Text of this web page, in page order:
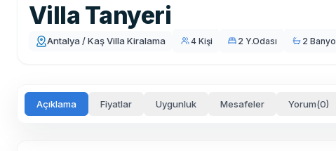
Villa Tanyeri
Antalya / Kaş Villa Kiralama 4 Kişi 2 Y.Odası 2 Banyo
Açıklama Fiyatlar Uygunluk Mesafeler Yorum(0)